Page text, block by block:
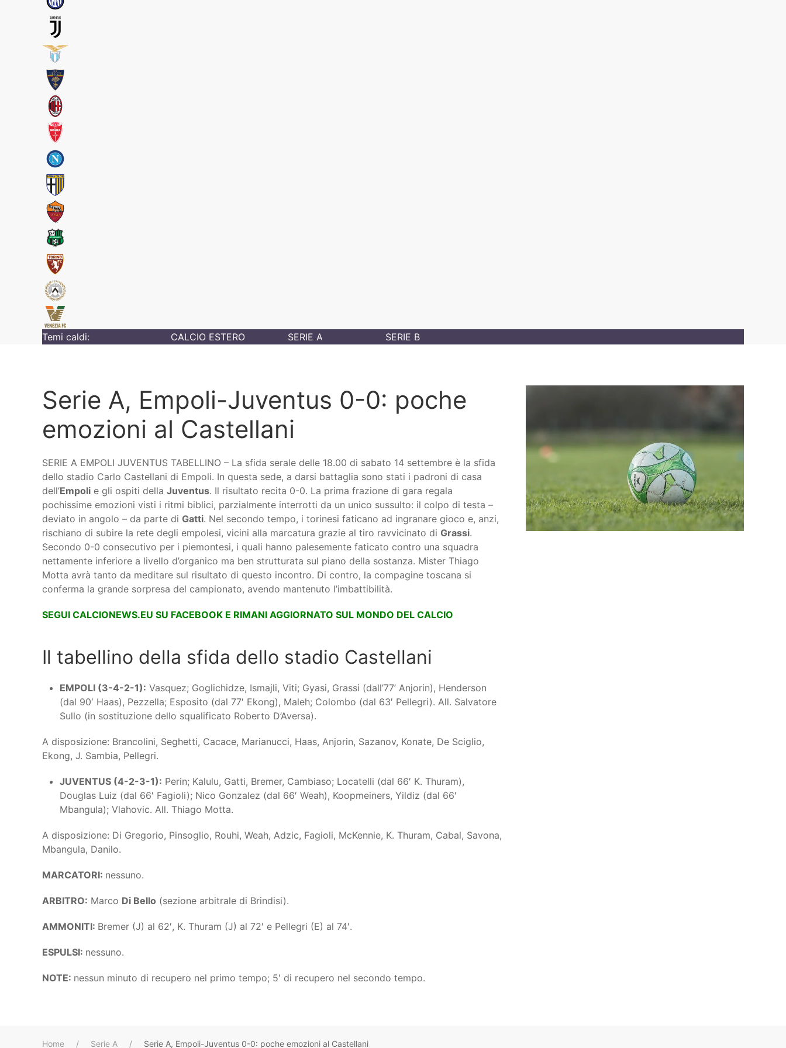
Temi caldi: CALCIO ESTERO SERIE A SERIE B
Serie A, Empoli-Juventus 0-0: poche
emozioni al Castellani
SERIE A EMPOLI JUVENTUS TABELLINO – La sfida serale delle 18.00 di sabato 14 settembre è la sfida
dello stadio Carlo Castellani di Empoli. In questa sede, a darsi battaglia sono stati i padroni di casa
dell’Empoli e gli ospiti della Juventus. Il risultato recita 0-0. La prima frazione di gara regala
pochissime emozioni visti i ritmi biblici, parzialmente interrotti da un unico sussulto: il colpo di testa –
deviato in angolo – da parte di Gatti. Nel secondo tempo, i torinesi faticano ad ingranare gioco e, anzi,
rischiano di subire la rete degli empolesi, vicini alla marcatura grazie al tiro ravvicinato di Grassi.
Secondo 0-0 consecutivo per i piemontesi, i quali hanno palesemente faticato contro una squadra
nettamente inferiore a livello d’organico ma ben strutturata sul piano della sostanza. Mister Thiago
Motta avrà tanto da meditare sul risultato di questo incontro. Di contro, la compagine toscana si
conferma la grande sorpresa del campionato, avendo mantenuto l’imbattibilità.
SEGUI CALCIONEWS.EU SU FACEBOOK E RIMANI AGGIORNATO SUL MONDO DEL CALCIO
Il tabellino della sfida dello stadio Castellani
EMPOLI (3-4-2-1): Vasquez; Goglichidze, Ismajli, Viti; Gyasi, Grassi (dall’77’ Anjorin), Henderson
(dal 90′ Haas), Pezzella; Esposito (dal 77′ Ekong), Maleh; Colombo (dal 63′ Pellegri). All. Salvatore
Sullo (in sostituzione dello squalificato Roberto D’Aversa).
A disposizione: Brancolini, Seghetti, Cacace, Marianucci, Haas, Anjorin, Sazanov, Konate, De Sciglio,
Ekong, J. Sambia, Pellegri.
JUVENTUS (4-2-3-1): Perin; Kalulu, Gatti, Bremer, Cambiaso; Locatelli (dal 66′ K. Thuram),
Douglas Luiz (dal 66′ Fagioli); Nico Gonzalez (dal 66′ Weah), Koopmeiners, Yildiz (dal 66′
Mbangula); Vlahovic. All. Thiago Motta.
A disposizione: Di Gregorio, Pinsoglio, Rouhi, Weah, Adzic, Fagioli, McKennie, K. Thuram, Cabal, Savona,
Mbangula, Danilo.
MARCATORI: nessuno.
ARBITRO: Marco Di Bello (sezione arbitrale di Brindisi).
AMMONITI: Bremer (J) al 62′, K. Thuram (J) al 72′ e Pellegri (E) al 74′.
ESPULSI: nessuno.
NOTE: nessun minuto di recupero nel primo tempo; 5′ di recupero nel secondo tempo.
Home Serie A Serie A, Empoli-Juventus 0-0: poche emozioni al Castellani